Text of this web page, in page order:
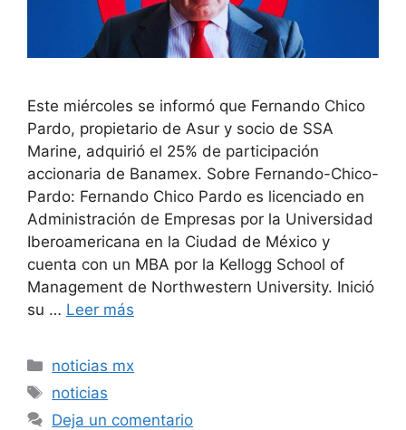
Este miércoles se informó que Fernando Chico
Pardo, propietario de Asur y socio de SSA
Marine, adquirió el 25% de participación
accionaria de Banamex. Sobre Fernando-Chico-
Pardo: Fernando Chico Pardo es licenciado en
Administración de Empresas por la Universidad
Iberoamericana en la Ciudad de México y
cuenta con un MBA por la Kellogg School of
Management de Northwestern University. Inició
su … Leer más
Categorías
noticias mx
Etiquetas
noticias
Deja un comentario